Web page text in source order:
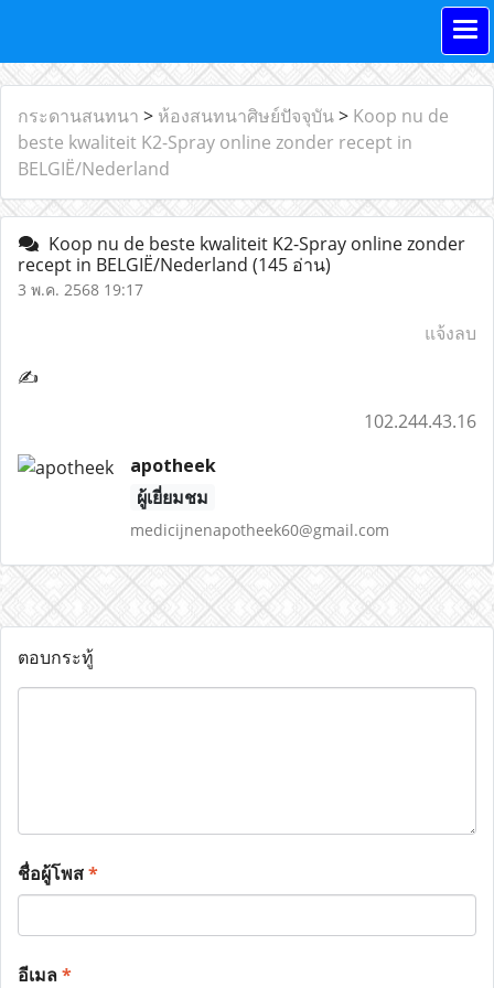
กระดานสนทนา > ห้องสนทนาศิษย์ปัจจุบัน> Koop nu de
beste kwaliteit K2-Spray online zonder recept in
BELGIË/Nederland
Koop nu de beste kwaliteit K2-Spray online zonder
recept in BELGIË/Nederland (145 อ่าน)
3 พ.ค. 2568 19:17
แจ้งลบ
✍
102.244.43.16
apotheek
ผู้เยี่ยมชม
medicijnenapotheek60@gmail.com
ตอบกระทู้
ชื่อผู้โพส*
อีเมล*